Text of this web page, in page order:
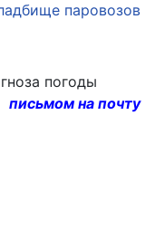
паровозов
погоды
письмом на почту